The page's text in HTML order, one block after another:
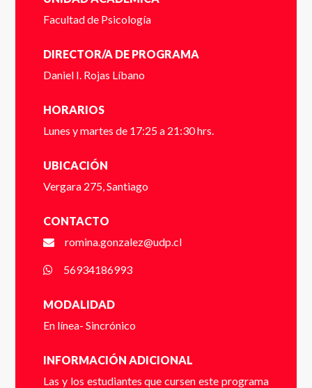
Facultad de Psicología
DIRECTOR/A DE PROGRAMA
Daniel I. Rojas Líbano
HORARIOS
Lunes y martes de 17:25 a 21:30 hrs.
UBICACIÓN
Vergara 275, Santiago
CONTACTO
romina.gonzalez@udp.cl
56934186993
MODALIDAD
En línea- Sincrónico
INFORMACIÓN ADICIONAL
Las y los estudiantes que cursen este programa
Email*
Teléfono*
* campos obligatorios
VER FOLLETO
Cédula de identidad sin puntos ni guión (Ej:
Dígito verificador (Ej: 2) *
Nombre *
Email *